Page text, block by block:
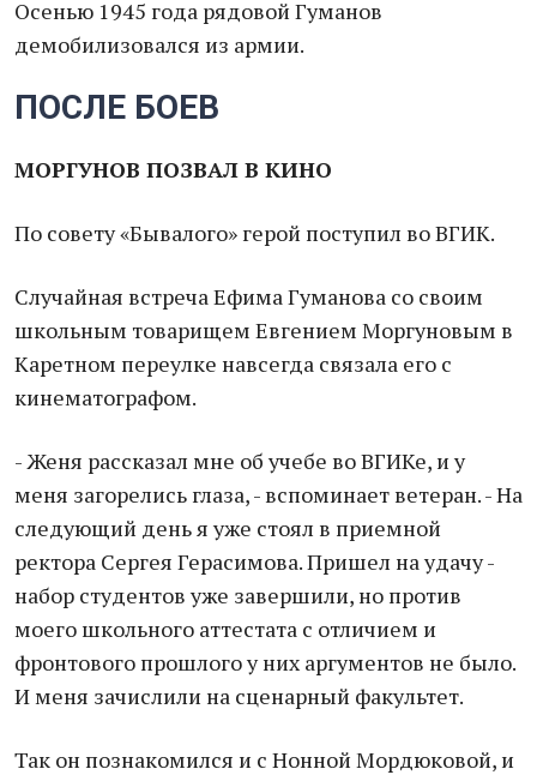
Осенью 1945 года рядовой Гуманов
демобилизовался из армии.
ПОСЛЕ БОЕВ
МОРГУНОВ ПОЗВАЛ В КИНО
По совету «Бывалого» герой поступил во ВГИК.
Случайная встреча Ефима Гуманова со своим
школьным товарищем Евгением Моргуновым в
Каретном переулке навсегда связала его с
кинематографом.
- Женя рассказал мне об учебе во ВГИКе, и у
меня загорелись глаза, - вспоминает ветеран. - На
следующий день я уже стоял в приемной
ректора Сергея Герасимова. Пришел на удачу -
набор студентов уже завершили, но против
моего школьного аттестата с отличием и
фронтового прошлого у них аргументов не было.
И меня зачислили на сценарный факультет.
Так он познакомился и с Нонной Мордюковой, и